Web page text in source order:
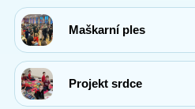
Maškarní ples
Projekt srdce